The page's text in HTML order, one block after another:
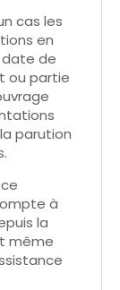
cas les
en
date de
ou partie
parution
à
la
même